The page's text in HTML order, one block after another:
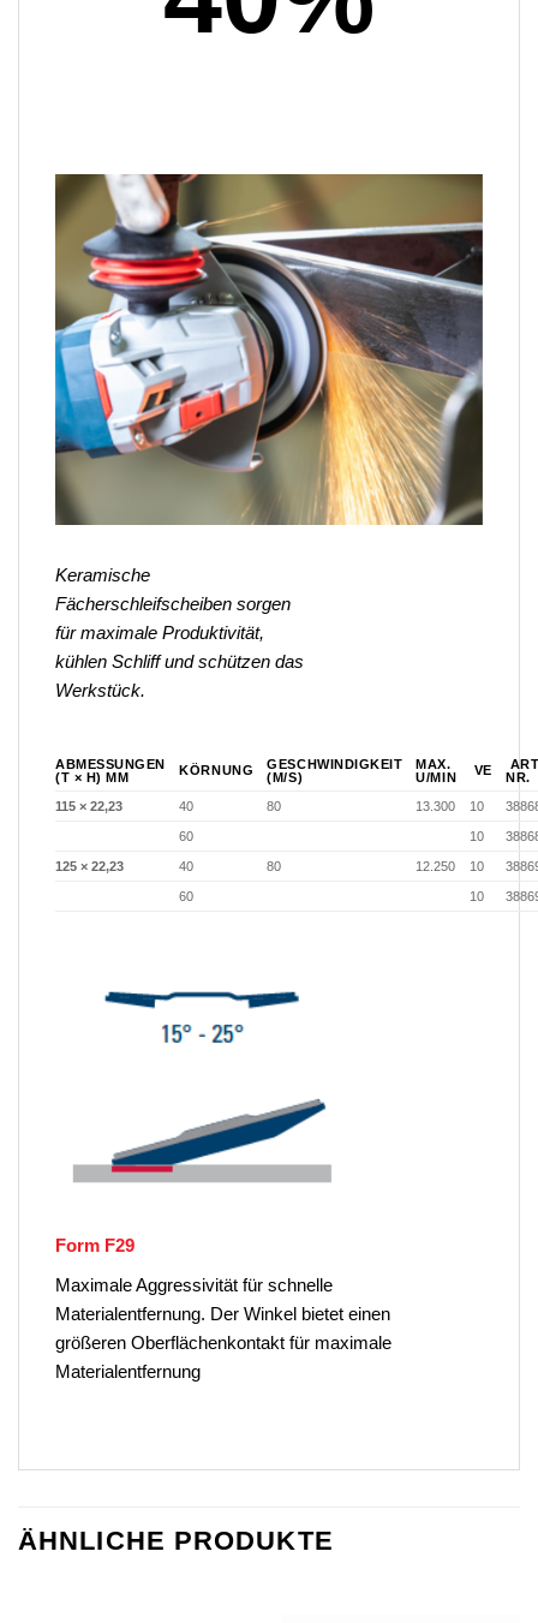
Keramische
Fächerschleifscheiben sorgen
für maximale Produktivität,
kühlen Schliff und schützen das
Werkstück.
ABMESSUNGEN
(T × H) MM
KÖRNUNG
GESCHWINDIGKEIT
(M/S)
MAX.
U/MIN
VE
NR.
115 × 22,23
40 80 13.300 10
60 10
125 × 22,23 40 80 12.250 10
60 10
Form F29
Maximale Aggressivität für schnelle
Materialentfernung. Der Winkel bietet einen
größeren Oberflächenkontakt für maximale
Materialentfernung
ÄHNLICHE PRODUKTE